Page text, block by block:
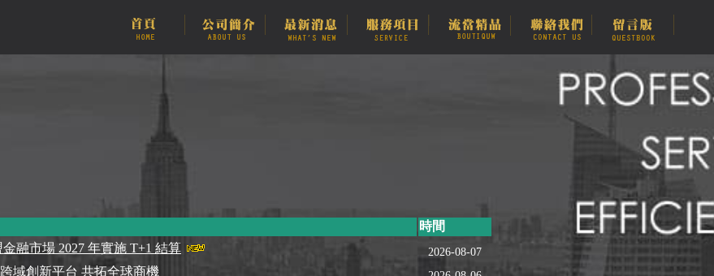
時間
融市場 2027 年實施 T+1 結算 2026-08-07
域創新平台 共拓全球商機